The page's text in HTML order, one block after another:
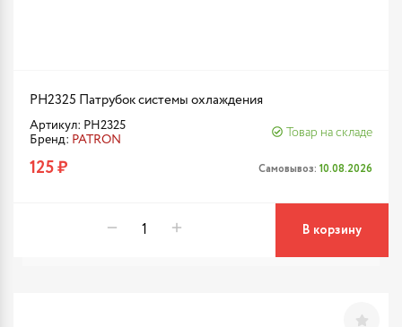
PH2325 Патрубок системы охлаждения
Артикул: PH2325
Бренд: PATRON
Товар на складе
125 ₽ Самовывоз: 10.08.2026
В корзину